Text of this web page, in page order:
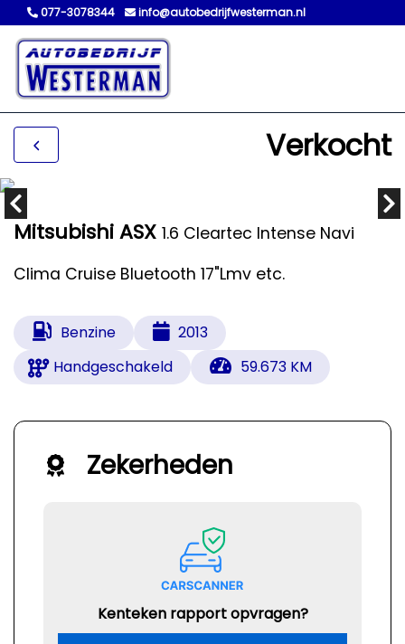
077-3078344 info@autobedrijfwesterman.nl
Verkocht
Mitsubishi ASX 1.6 Cleartec Intense Navi
Clima Cruise Bluetooth 17"Lmv etc.
Benzine
2013
Handgeschakeld
59.673 KM
Zekerheden
Kenteken rapport opvragen?